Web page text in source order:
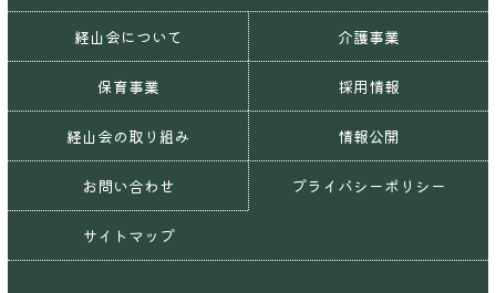
経山会について 介護事業
保育事業 採用情報
経山会の取り組み 情報公開
お問い合わせ プライバシーポリシー
サイトマップ